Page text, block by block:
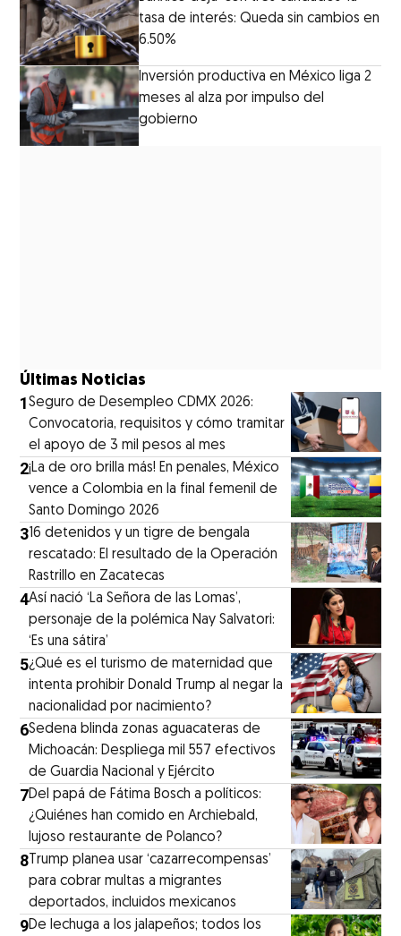
tasa de interés: Queda sin cambios en
6.50%
Inversión productiva en México liga 2
meses al alza por impulso del
gobierno
Últimas Noticias
1Seguro de Desempleo CDMX 2026:
Convocatoria, requisitos y cómo tramitar
el apoyo de 3 mil pesos al mes
2¡La de oro brilla más! En penales, México
vence a Colombia en la final femenil de
Santo Domingo 2026
3 16 detenidos y un tigre de bengala
rescatado: El resultado de la Operación
Rastrillo en Zacatecas
4⁠Así nació ‘La Señora de las Lomas’,
personaje de la polémica Nay Salvatori:
‘Es una sátira’
5¿Qué es el turismo de maternidad que
intenta prohibir Donald Trump al negar la
nacionalidad por nacimiento?
6Sedena blinda zonas aguacateras de
Michoacán: Despliega mil 557 efectivos
de Guardia Nacional y Ejército
7⁠Del papá de Fátima Bosch a políticos:
¿Quiénes han comido en Archiebald,
lujoso restaurante de Polanco?
8 Trump planea usar ‘cazarrecompensas’
para cobrar multas a migrantes
deportados, incluidos mexicanos
9De lechuga a los jalapeños; todos los